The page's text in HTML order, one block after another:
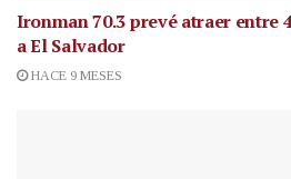
Ironman 70.3 prevé atraer entre
a El Salvador
HACE 9 MESES